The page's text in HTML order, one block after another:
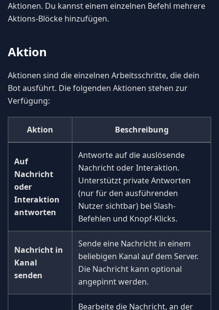
Aktionen. Du kannst einem einzelnen Befehl mehrere
Aktions-Blöcke hinzufügen.
Aktion
Aktionen sind die einzelnen Arbeitsschritte, die dein
Bot ausführt. Die folgenden Aktionen stehen zur
Verfügung:
Aktion Beschreibung
Auf
Nachricht
oder
Interaktion
antworten
Antworte auf die auslösende
Nachricht oder Interaktion.
Unterstützt private Antworten
(nur für den ausführenden
Nutzer sichtbar) bei Slash-
Befehlen und Knopf-Klicks.
Nachricht in
Kanal
senden
Sende eine Nachricht in einem
beliebigen Kanal auf dem Server.
Die Nachricht kann optional
angepinnt werden.
Bearbeite die Nachricht, an der